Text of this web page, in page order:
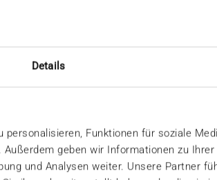
Details
Funktionen für soziale
geben wir Informationen zu
und Analysen weiter. Unsere Partner